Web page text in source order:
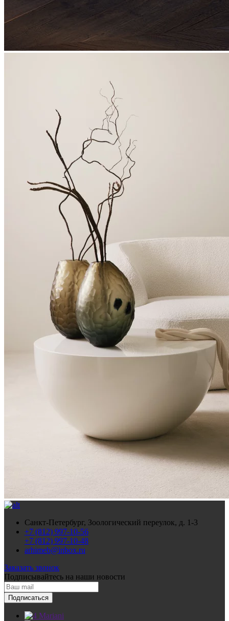
Санкт-Петербург, Зоологический переулок, д. 1-3
+7 (812) 997-10-56
+7 (812) 997-10-48
arhimeb@inbox.ru
Заказать звонок
Подписывайтесь на наши новости